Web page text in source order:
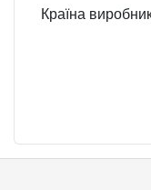
Країна